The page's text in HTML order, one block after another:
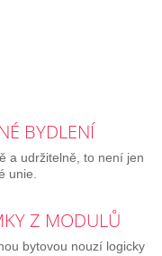
BYDLENÍ
a udržitelně, to není jen
unie.
Z MODULŮ
bytovou nouzí logicky